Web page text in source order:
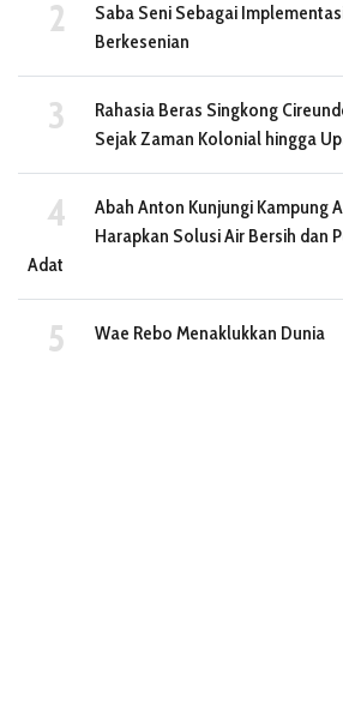
Saba Seni Sebagai
Berkesenian
Rahasia Beras Singkong
Sejak Zaman Kolonial hingga
Abah Anton Kunjungi Kampung
Harapkan Solusi Air Bersih dan
Adat
Wae Rebo Menaklukkan Dunia